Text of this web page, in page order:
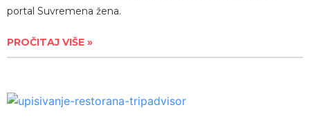
portal Suvremena žena.
PROČITAJ VIŠE »